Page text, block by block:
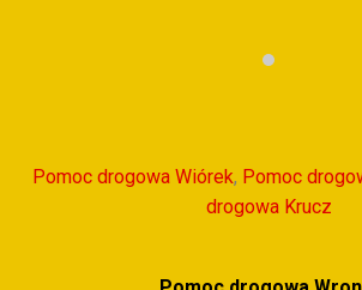
Pomoc drogowa Wiórek, Pomoc
drogowa Krucz